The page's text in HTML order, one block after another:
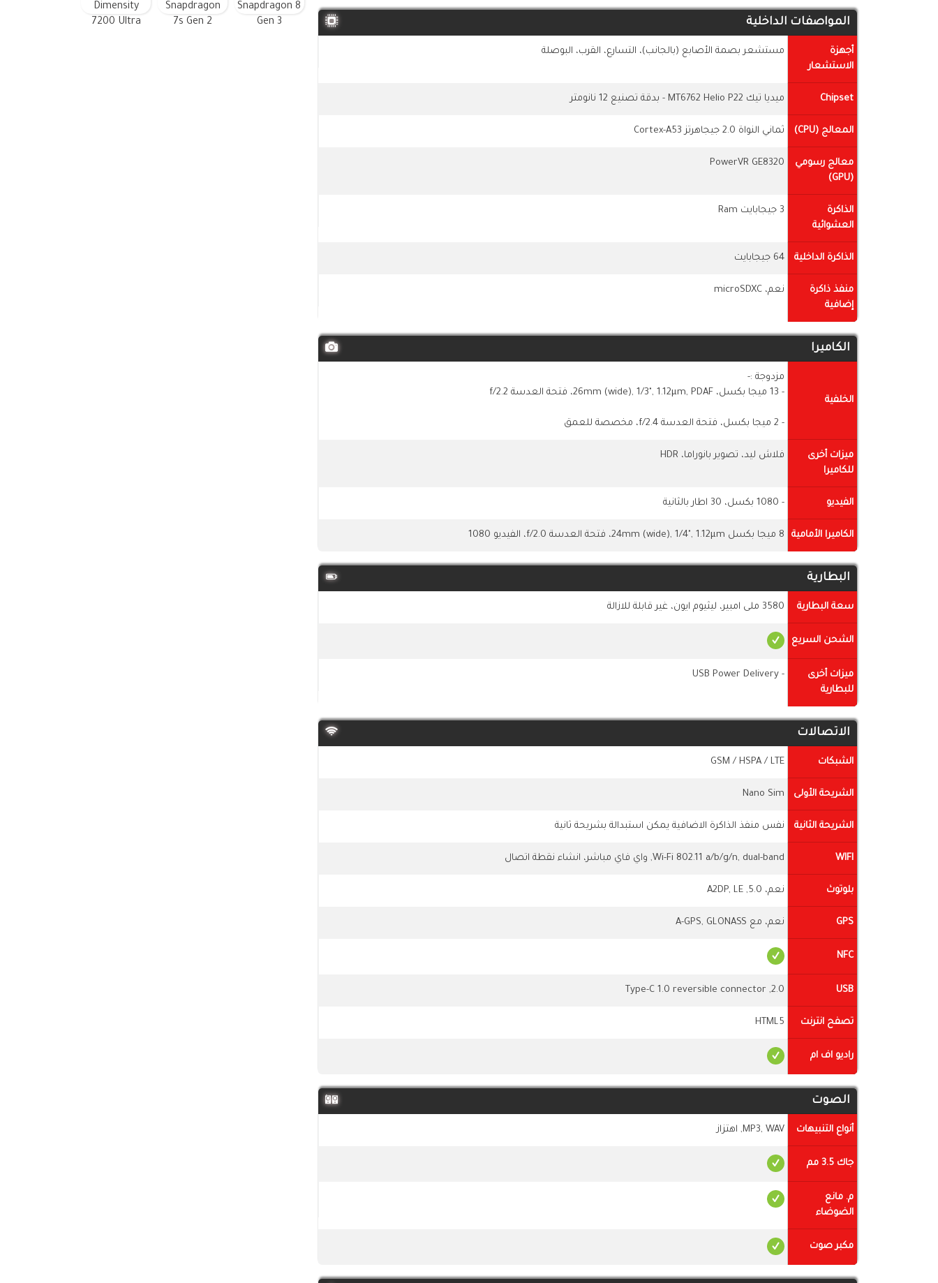
المواصفات الداخلية
أجهزة
الاستشعار
مستشعر بصمة الأصابع (بالجانب)، التسارع، القرب، البوصلة
Chipset ميديا تيك MT6762 Helio P22 - بدقة تصنيع 12 نانومتر
المعالج (CPU) ثماني النواة 2.0 جيجاهرتز Cortex-A53
معالج رسومي
(GPU)
PowerVR GE8320
الذاكرة
العشوائية
3 جيجابايت Ram
الذاكرة الداخلية 64 جيجابايت
منفذ ذاكرة
إضافية
نعم، microSDXC
الكاميرا
الخلفية
مزدوجة :-
- 13 ميجا بكسل، 26mm (wide), 1/3", 1.12µm, PDAF، فتحة العدسة f/2.2
- 2 ميجا بكسل، فتحة العدسة f/2.4، مخصصة للعمق
ميزات أخرى
للكاميرا
فلاش ليد، تصوير بانوراما، HDR
الفيديو - 1080 بكسل، 30 اطار بالثانية
الكاميرا الأمامية 8 ميجا بكسل 24mm (wide), 1/4", 1.12µm، فتحة العدسة f/2.0، الفيديو 1080
البطارية
سعة البطارية 3580 ملى امبير، ليثيوم ايون، غير قابلة للازالة
الشحن السريع
ميزات أخرى
للبطارية
- USB Power Delivery
الاتصالات
الشبكات GSM / HSPA / LTE
الشريحة الأولى Nano Sim
الشريحة الثانية نفس منفذ الذاكرة الاضافية يمكن استبدالة بشريحة ثانية
WIFI Wi-Fi 802.11 a/b/g/n, dual-band, واي فاي مباشر، انشاء نقطة اتصال
بلوتوث نعم، 5.0, A2DP, LE
GPS نعم، مع A-GPS, GLONASS
NFC
USB
2.0, Type-C 1.0 reversible connector
تصفح انترنت HTML5
راديو اف ام
الصوت
أنواع التنبيهات MP3, WAV, اهتزاز
جاك 3.5 مم
م. مانع
الضوضاء
مكبر صوت
Snapdragon 8
Gen 3
Snapdragon
7s Gen 2
Dimensity
7200 Ultra